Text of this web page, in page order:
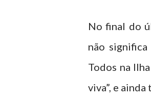
No final do
não
Todos na
viva”, e